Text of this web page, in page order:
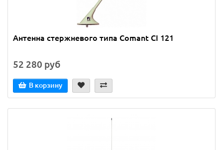
Антенна стержневого типа Comant CI 121
52 280 руб
В корзину